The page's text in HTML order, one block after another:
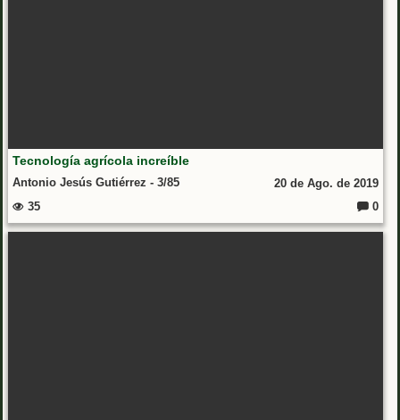
Tecnología agrícola increíble
Antonio Jesús Gutiérrez - 3/85
20 de Ago. de 2019
35
0